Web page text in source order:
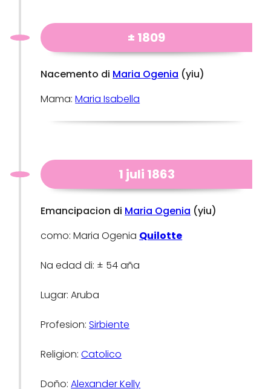
± 1809
Nacemento di Maria Ogenia (yiu)
Mama:Maria Isabella
1 juli 1863
Emancipacion di Maria Ogenia (yiu)
como: Maria Ogenia Quilotte
Na edad di: ± 54 aña
Lugar: Aruba
Profesion:Sirbiente
Religion:Catolico
Doño:Alexander Kelly